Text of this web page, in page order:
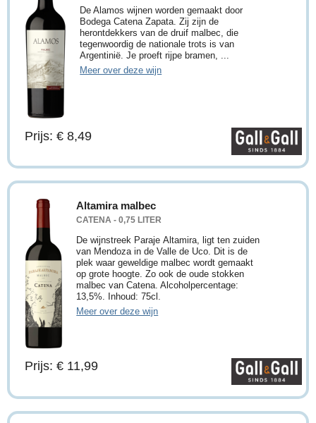
De Alamos wijnen worden gemaakt door
Bodega Catena Zapata. Zij zijn de
herontdekkers van de druif malbec, die
tegenwoordig de nationale trots is van
Argentinië. Je proeft rijpe bramen, ...
Meer over deze wijn
Prijs: € 8,49
Altamira malbec
CATENA - 0,75 LITER
De wijnstreek Paraje Altamira, ligt ten zuiden
van Mendoza in de Valle de Uco. Dit is de
plek waar geweldige malbec wordt gemaakt
op grote hoogte. Zo ook de oude stokken
malbec van Catena. Alcoholpercentage:
13,5%. Inhoud: 75cl.
Meer over deze wijn
Prijs: € 11,99